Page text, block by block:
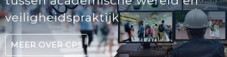
veiligheidspraktijk
MEER OVER CPS